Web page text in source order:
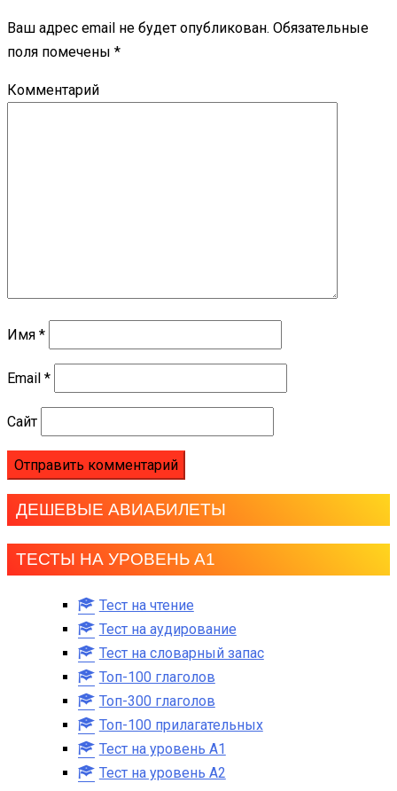
Ваш адрес email не будет опубликован. Обязательные
поля помечены *
Комментарий
Имя *
Email *
Сайт
ДЕШЕВЫЕ АВИАБИЛЕТЫ
ТЕСТЫ НА УРОВЕНЬ А1
Тест на чтение
Тест на аудирование
Тест на словарный запас
Топ-100 глаголов
Топ-300 глаголов
Топ-100 прилагательных
Тест на уровень A1
Тест на уровень A2